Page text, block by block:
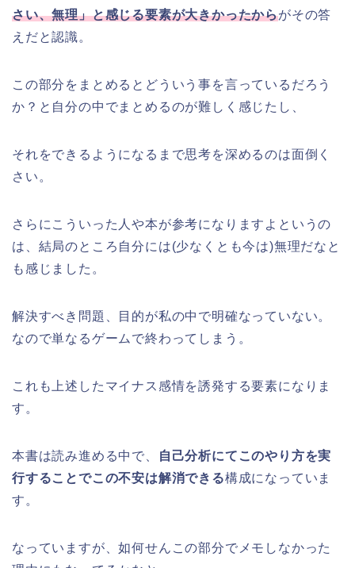
さい、無理」と感じる要素が大きかったからがその答
えだと認識。
この部分をまとめるとどういう事を言っているだろう
か？と自分の中でまとめるのが難しく感じたし、
それをできるようになるまで思考を深めるのは面倒く
さい。
さらにこういった人や本が参考になりますよというの
は、結局のところ自分には(少なくとも今は)無理だなと
も感じました。
解決すべき問題、目的が私の中で明確なっていない。
なので単なるゲームで終わってしまう。
これも上述したマイナス感情を誘発する要素になりま
す。
本書は読み進める中で、
自己分析にてこのやり方を実
行することでこの不安は解消できる構成になっていま
す。
なっていますが、如何せんこの部分でメモしなかった